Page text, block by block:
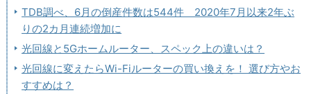
TDB調べ、6月の倒産件数は544件 2020年7月以来2年ぶ
りの2カ月連続増加に
光回線と5Gホームルーター、スペック上の違いは？
光回線に変えたらWi-Fiルーターの買い換えを！ 選び方やお
すすめは？